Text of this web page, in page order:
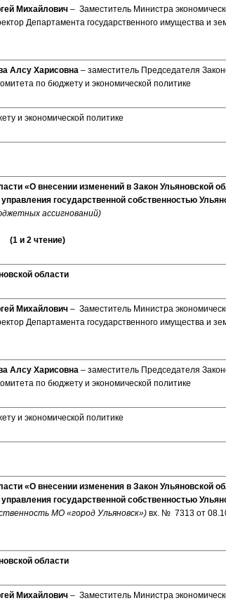
Михайлович – Заместитель Министра
Департамента государственного имущества и
Алсу Харисовна – заместитель Председателя
по бюджету и экономической политике
и экономической политике
«О внесении изменений в Закон Ульяновской
государственной собственностью
ассигнований)
(1 и 2 чтение)
области
Михайлович – Заместитель Министра
Департамента государственного имущества и
Алсу Харисовна – заместитель Председателя
по бюджету и экономической политике
и экономической политике
«О внесении изменения в Закон Ульяновской
государственной собственностью
МО «город Ульяновск») вх. № 7313 от
области
Михайлович – Заместитель Министра